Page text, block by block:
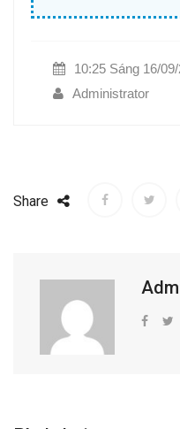
10:25 Sáng 16/09/
Administrator
Share